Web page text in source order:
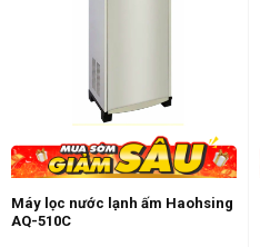
Máy lọc nước lạnh ấm Haohsing
AQ-510C